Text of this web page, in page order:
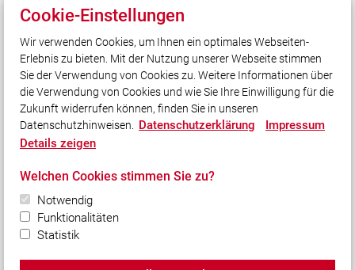
Gott zur Ehr, dem Nächsten zur Wehr.
Quicklinks
Intern
Social Media
Bleiben Sie mit uns in Kontakt und vernetzen Sie sich
mit uns!
Cookie-Einstellungen
Wir verwenden Cookies, um Ihnen ein optimales Webseiten-
Erlebnis zu bieten. Mit der Nutzung unserer Webseite stimmen
Sie der Verwendung von Cookies zu. Weitere Informationen über
die Verwendung von Cookies und wie Sie Ihre Einwilligung für die
Zukunft widerrufen können, finden Sie in unseren
Datenschutzhinweisen. Datenschutzerklärung
Impressum
Details zeigen
Welchen Cookies stimmen Sie zu?
Notwendig
Funktionalitäten
Statistik